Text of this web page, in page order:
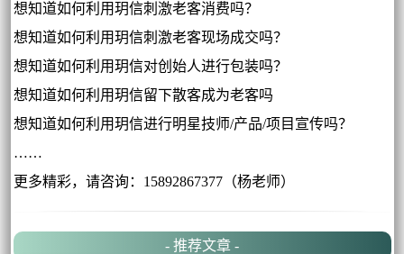
想知道如何利用玥信刺激老客消费吗？
想知道如何利用玥信刺激老客现场成交吗？
想知道如何利用玥信对创始人进行包装吗？
想知道如何利用玥信留下散客成为老客吗
想知道如何利用玥信进行明星技师/产品/项目宣传吗？
……
更多精彩，请咨询：15892867377（杨老师）
- 推荐文章 -